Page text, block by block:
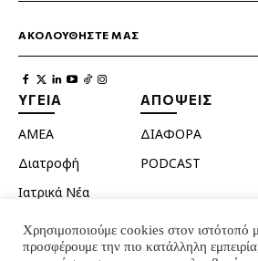
ΑΚΟΛΟΥΘΗΣΤΕ ΜΑΣ
ΥΓΕΙΑ
ΑΜΕΑ
Διατροφή
Ιατρικά Νέα
Κατοικίδια
Ομορφιά
ΑΠΟΨΕΙΣ
ΔΙΑΦΟΡΑ
PODCAST
Χρησιμοποιούμε cookies στον ιστότοπό
προσφέρουμε την πιο κατάλληλη